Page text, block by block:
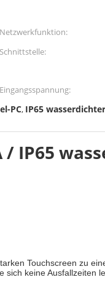
Netzwerkfunktion:
Schnittstelle:
Eingangsspannung:
PC, IP65 wasserdichter
/ IP65
Touchscreen zu
keine